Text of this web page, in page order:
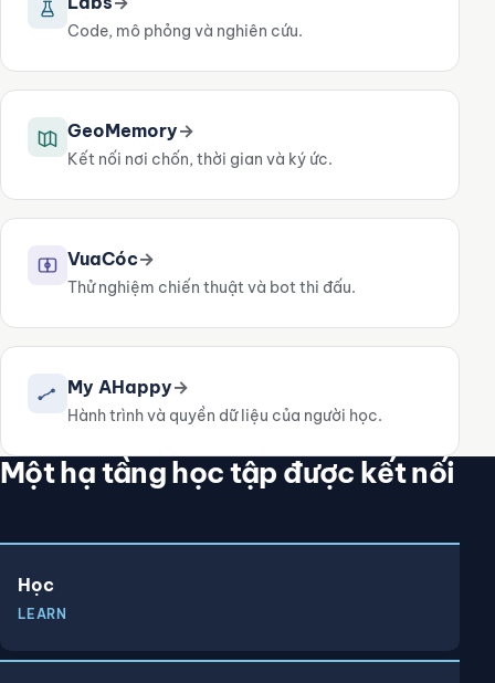
Code, mô phỏng và nghiên cứu.
GeoMemory→
Kết nối nơi chốn, thời gian và ký ức.
VuaCóc→
Thử nghiệm chiến thuật và bot thi đấu.
My AHappy→
Hành trình và quyền dữ liệu của người học.
Một hạ tầng học tập được kết nối
Học
LEARN